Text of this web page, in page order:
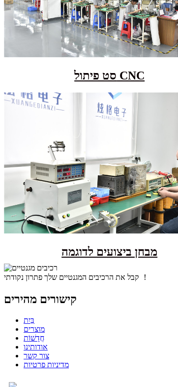
סט פיתול CNC
מבחן ביצועים לדוגמה
קבל את הרכיבים המגנטיים שלך פתרון נקודתי ！
קישורים מהירים
בַּיִת
מוצרים
חֲדָשׁוֹת
אודותינו
צור קשר
מדיניות פרטיות